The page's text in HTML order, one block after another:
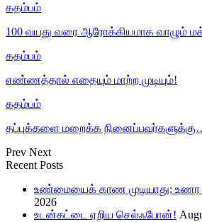
கதம்பம்
100 வயது வரை ஆரோக்கியமாக வாழும்
கதம்பம்
எண்ணத்தால் எதையும் மாற்ற முடியும்!
கதம்பம்
தப்புக்களை மறைக்க
Prev Next
Recent Posts
உண்மையைக் காண முடியாது;
2026
உடன்கட்டை ஏறிய செல்ஃபோன்!